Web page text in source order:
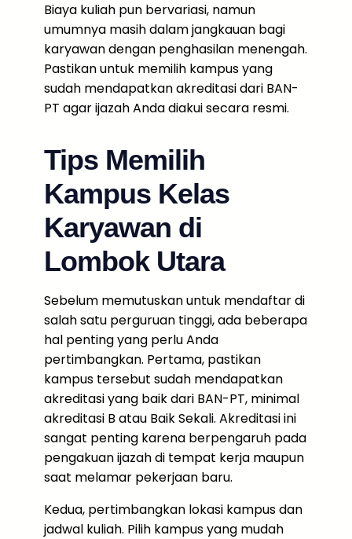
Biaya kuliah pun bervariasi, namun
umumnya masih dalam jangkauan bagi
karyawan dengan penghasilan menengah.
Pastikan untuk memilih kampus yang
sudah mendapatkan akreditasi dari BAN-
PT agar ijazah Anda diakui secara resmi.
Tips Memilih
Kampus Kelas
Karyawan di
Lombok Utara
Sebelum memutuskan untuk mendaftar di
salah satu perguruan tinggi, ada beberapa
hal penting yang perlu Anda
pertimbangkan. Pertama, pastikan
kampus tersebut sudah mendapatkan
akreditasi yang baik dari BAN-PT, minimal
akreditasi B atau Baik Sekali. Akreditasi ini
sangat penting karena berpengaruh pada
pengakuan ijazah di tempat kerja maupun
saat melamar pekerjaan baru.
Kedua, pertimbangkan lokasi kampus dan
jadwal kuliah. Pilih kampus yang mudah